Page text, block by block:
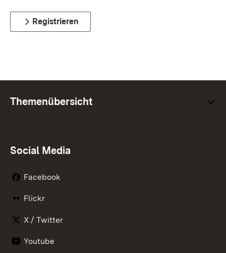
Registrieren
Themenübersicht
Social Media
Facebook
Flickr
X / Twitter
Youtube